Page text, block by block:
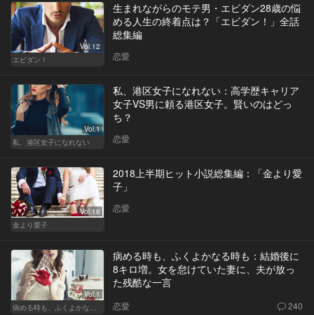
Vol.12
エビダン！
生まれながらのモテ男・エビダン28歳の悩
める人生の終着点は？「エビダン！」全話
総集編
恋愛
Vol.1
私、港区女子になれない
私、港区女子になれない：高学歴キャリア
女子VS男に頼る港区女子。賢いのはどっ
ち？
恋愛
Vol.16
金より愛子
2018上半期ヒット小説総集編：「金より愛
子」
恋愛
Vol.1
病める時も、ふくよかなる時も
病める時も、ふくよかなる時も：結婚後に
8キロ増。女を怠けていた妻に、夫が放っ
た残酷な一言
恋愛 240